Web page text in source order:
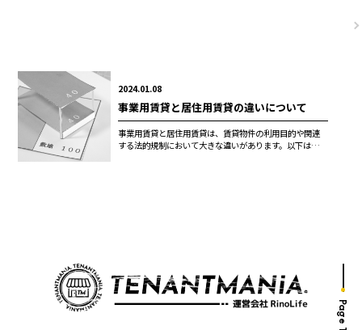
2024.01.08
事業用賃貸と居住用賃貸の違いについて
事業用賃貸と居住用賃貸は、賃貸物件の利用目的や関連
する法的規制において大きな違いがあります。以下は、こ